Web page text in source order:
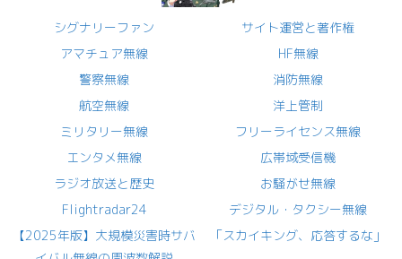
シグナリーファン
サイト運営と著作権
アマチュア無線
HF無線
警察無線
消防無線
航空無線
洋上管制
ミリタリー無線
フリーライセンス無線
エンタメ無線
広帯域受信機
ラジオ放送と歴史
お騒がせ無線
Flightradar24
デジタル・タクシー無線
【2025年版】大規模災害時サバ
「スカイキング、応答するな」